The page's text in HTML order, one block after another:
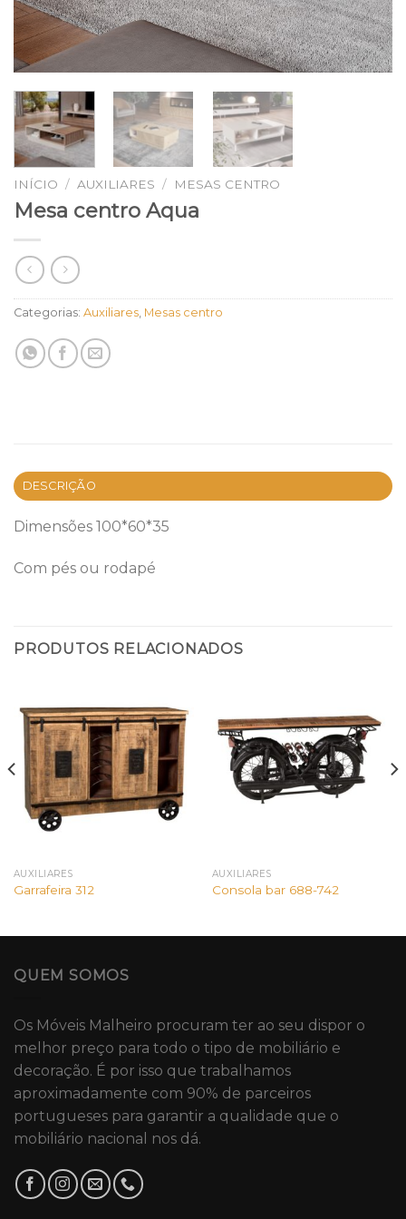
INÍCIO / AUXILIARES / MESAS CENTRO
Mesa centro Aqua
Categorias: Auxiliares, Mesas centro
DESCRIÇÃO
Dimensões 100*60*35
Com pés ou rodapé
PRODUTOS RELACIONADOS
AUXILIARES
Garrafeira 312
AUXILIARES
Consola bar 688-742
QUEM SOMOS
Os Móveis Malheiro procuram ter ao seu dispor o
melhor preço para todo o tipo de mobiliário e
decoração. É por isso que trabalhamos
aproximadamente com 90% de parceiros
portugueses para garantir a qualidade que o
mobiliário nacional nos dá.